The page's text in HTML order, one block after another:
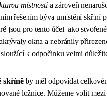
místnosti a zároveň
řešením bývá umístění skříní
jsou pro tento účel jako
okna a nebránily
k odpočinku velmi
skříně by měl odpovídat
ložnice. Můžeme volit